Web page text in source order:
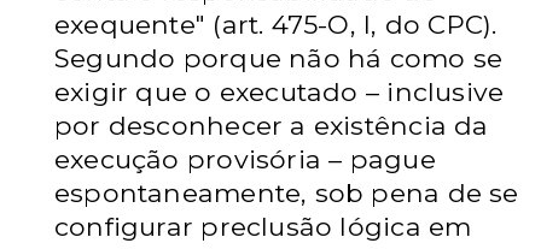
exequente" (art. 475-O, I, do CPC).
Segundo porque não há como se
exigir que o executado – inclusive
por desconhecer a existência da
execução provisória – pague
espontaneamente, sob pena de se
configurar preclusão lógica em